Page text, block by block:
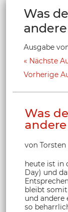
Was
Ausgabe
Nächste
Vorherige
Was
von Torsten
heute ist in
Day) und
bleibt
und andere
so